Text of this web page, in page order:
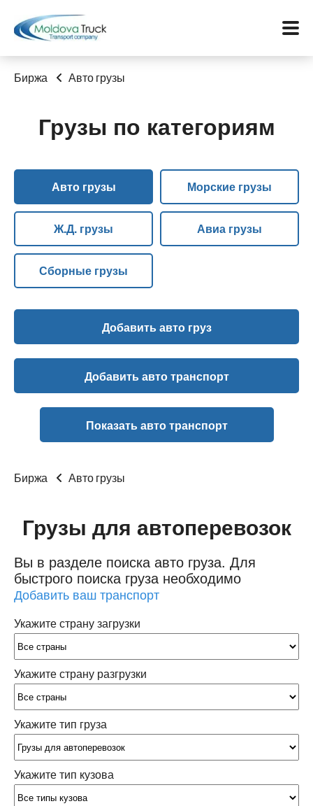
Меню
Услуги
Контакты
Биржа
Биржа Авто грузы
Грузы по категориям
Авто грузы Морские грузы
Ж.Д. грузы Авиа грузы
Сборные грузы
Добавить авто груз
Добавить авто транспорт
Показать авто транспорт
Биржа Авто грузы
Грузы для автоперевозок
Вы в разделе поиска авто груза. Для
быстрого поиска груза необходимо
Добавить ваш транспорт
Укажите страну загрузки
Укажите страну разгрузки
Укажите тип груза
Укажите тип кузова